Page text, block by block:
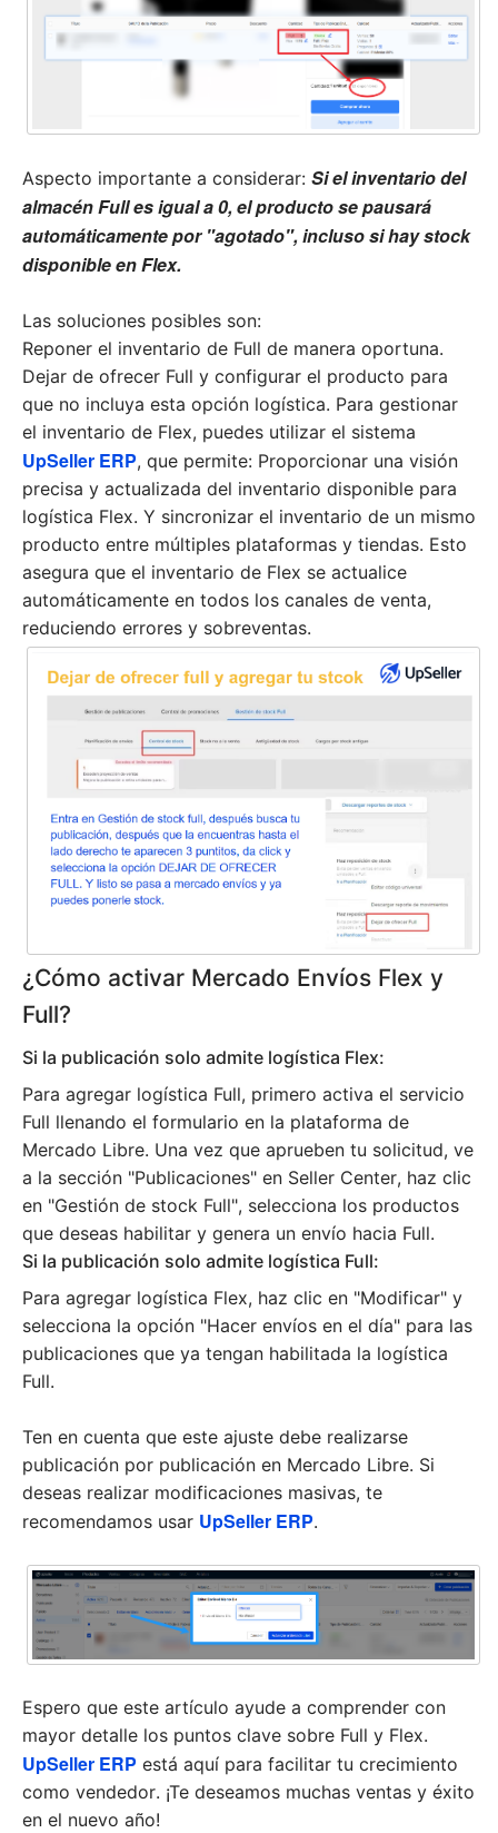
Aspecto importante a considerar: Si el inventario del
almacén Full es igual a 0, el producto se pausará
automáticamente por "agotado", incluso si hay stock
disponible en Flex.
Las soluciones posibles son:
Reponer el inventario de Full de manera oportuna.
Dejar de ofrecer Full y configurar el producto para
que no incluya esta opción logística. Para gestionar
el inventario de Flex, puedes utilizar el sistema
UpSeller ERP, que permite: Proporcionar una visión
precisa y actualizada del inventario disponible para
logística Flex. Y sincronizar el inventario de un mismo
producto entre múltiples plataformas y tiendas. Esto
asegura que el inventario de Flex se actualice
automáticamente en todos los canales de venta,
reduciendo errores y sobreventas.
¿Cómo activar Mercado Envíos Flex y
Full?
Si la publicación solo admite logística Flex:
Para agregar logística Full, primero activa el servicio
Full llenando el formulario en la plataforma de
Mercado Libre. Una vez que aprueben tu solicitud, ve
a la sección "Publicaciones" en Seller Center, haz clic
en "Gestión de stock Full", selecciona los productos
que deseas habilitar y genera un envío hacia Full.
Si la publicación solo admite logística Full:
Para agregar logística Flex, haz clic en "Modificar" y
selecciona la opción "Hacer envíos en el día" para las
publicaciones que ya tengan habilitada la logística
Full.
Ten en cuenta que este ajuste debe realizarse
publicación por publicación en Mercado Libre. Si
deseas realizar modificaciones masivas, te
recomendamos usar UpSeller ERP.
Espero que este artículo ayude a comprender con
mayor detalle los puntos clave sobre Full y Flex.
UpSeller ERP está aquí para facilitar tu crecimiento
como vendedor. ¡Te deseamos muchas ventas y éxito
en el nuevo año!